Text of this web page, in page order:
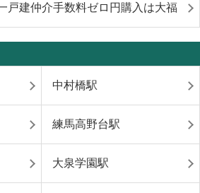
戸建仲介手数料ゼロ円購入は大福
中村橋駅
練馬高野台駅
大泉学園駅